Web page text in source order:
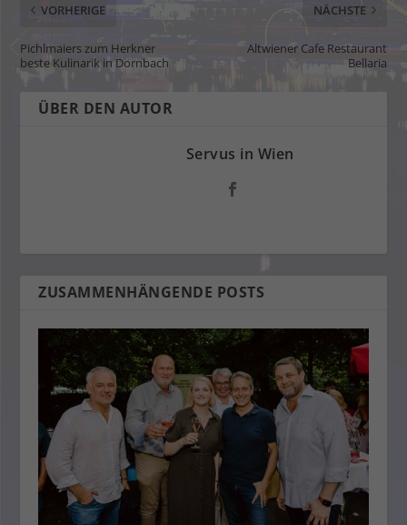
VORHERIGE
Pichlmaiers zum Herkner
beste Kulinarik in Dornbach
NÄCHSTE
Altwiener Cafe Restaurant
Bellaria
ÜBER DEN AUTOR
Servus in Wien
ZUSAMMENHÄNGENDE POSTS